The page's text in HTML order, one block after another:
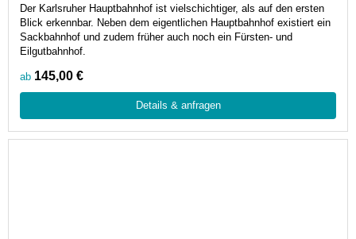
Der Karlsruher Hauptbahnhof ist vielschichtiger, als auf den ersten
Blick erkennbar. Neben dem eigentlichen Hauptbahnhof existiert ein
Sackbahnhof und zudem früher auch noch ein Fürsten- und
Eilgutbahnhof.
ab 145,00 €
Details & anfragen